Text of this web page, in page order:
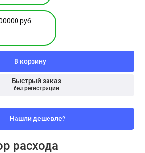
руб
В корзину
Быстрый заказ
без регистрации
Нашли дешевле?
расхода